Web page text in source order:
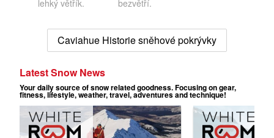
lehký větřík.
bezvětří.
Caviahue Historie sněhové pokrývky